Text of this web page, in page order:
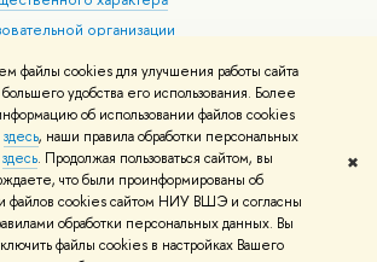
файлы cookies для улучшения работы сайта
удобства его использования. Более
об использовании файлов cookies
здесь, наши правила обработки персональных
здесь. Продолжая пользоваться сайтом, вы
что были проинформированы об
файлов cookies сайтом НИУ ВШЭ и согласны
обработки персональных данных. Вы
файлы cookies в настройках Вашего
✖
организации
возможностями здоровья
Адреса и контакты Условия использования
конфиденциальности Карта сайта
Slab разработаны вШколе дизайна НИУ ВШЭ